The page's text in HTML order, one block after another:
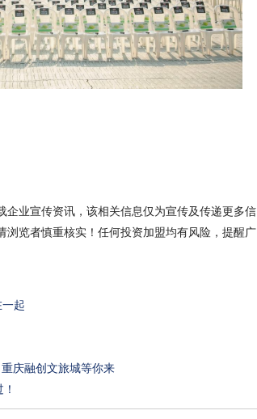
企业宣传资讯，该相关信息仅为宣传及传递更多信
浏览者慎重核实！任何投资加盟均有风险，提醒广
起
庆融创文旅城等你来